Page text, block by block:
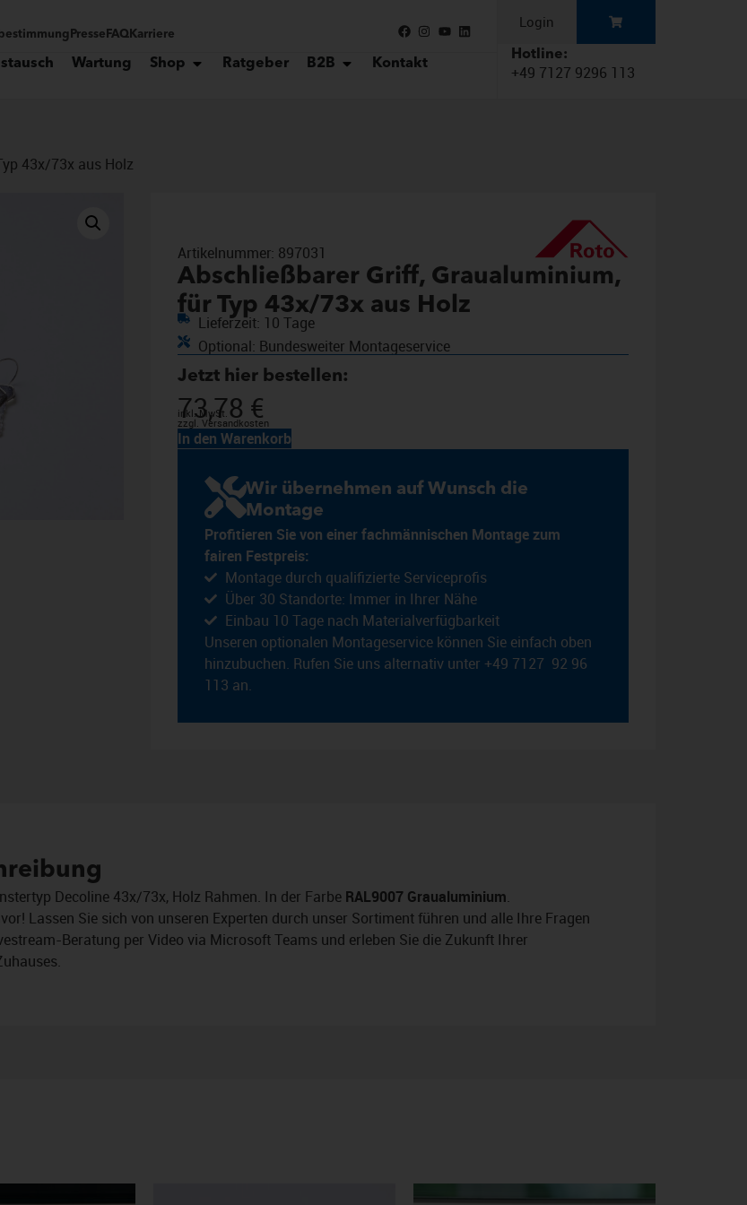
Presse FAQKarriere
Wartung Shop Ratgeber B2B Kontakt
Login
Hotline:
+49 7127 9296 113
43x/73x aus Holz
Artikelnummer: 897031
Abschließbarer Griff, Graualuminium,
für Typ 43x/73x aus Holz
Lieferzeit: 10 Tage
Optional: Bundesweiter Montageservice
Jetzt hier bestellen:
73,78 €
inkl. MwSt.
zzgl. Versandkosten
In den Warenkorb
Wir übernehmen auf Wunsch die
Montage
Profitieren Sie von einer fachmännischen Montage zum
fairen Festpreis:
Montage durch qualifizierte Serviceprofis
Über 30 Standorte: Immer in Ihrer Nähe
Einbau 10 Tage nach Materialverfügbarkeit
Unseren optionalen Montageservice können Sie einfach oben
hinzubuchen. Rufen Sie uns alternativ unter +49 7127 92 96
113 an.
Decoline 43x/73x, Holz Rahmen. In der Farbe RAL9007 Graualuminium.
Lassen Sie sich von unseren Experten durch unser Sortiment führen und alle Ihre Fragen
Beratung per Video via Microsoft Teams und erleben Sie die Zukunft Ihrer